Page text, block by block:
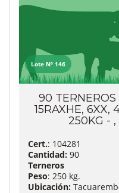
Lote Nº 146
90 TERNEROS
15RAXHE, 6XX,
250KG -
Cert.: 104281
Cantidad: 90
Terneros
Peso: 250 kg.
Ubicación: